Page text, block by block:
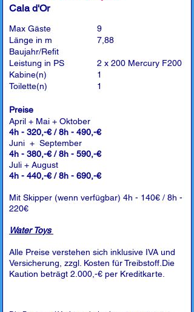
Cala d'Or
Max Gäste
Länge in m
Baujahr/Refit
Leistung in PS
Kabine(n)
Toilette(n)
9
7,88
2 x 200 Mercury F200
1
1
Preise
April + Mai + Oktober
4h - 320,-€ / 8h - 490,-€
Juni + September
4h - 380,-€ / 8h - 590,-€
Juli + August
4h - 440,-€ / 8h - 690,-€
Mit Skipper (wenn verfügbar) 4h - 140€ / 8h -
220€
Water Toys
Alle Preise verstehen sich inklusive IVA und
Versicherung, zzgl. Kosten für Treibstoff.Die
Kaution beträgt 2.000,-€ per Kreditkarte.